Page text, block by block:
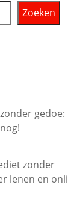
Zoeken
gedoe:
zonder
lenen en